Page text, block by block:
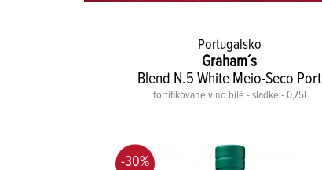
Portugalsko
Graham´s
Blend N.5 White Meio-Seco Port
fortifikované víno bílé - sladké - 0,75l
-30%